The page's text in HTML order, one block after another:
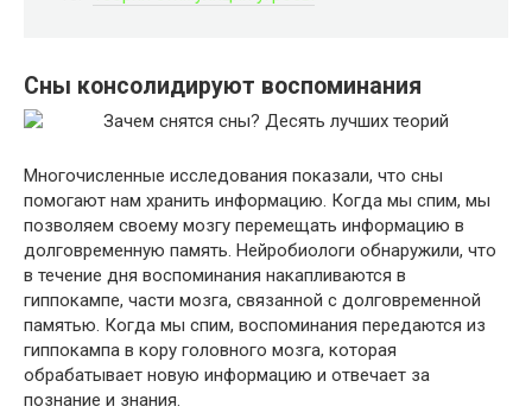
Сны консолидируют воспоминания
Многочисленные исследования показали, что сны
помогают нам хранить информацию. Когда мы спим, мы
позволяем своему мозгу перемещать информацию в
долговременную память. Нейробиологи обнаружили, что
в течение дня воспоминания накапливаются в
гиппокампе, части мозга, связанной с долговременной
памятью. Когда мы спим, воспоминания передаются из
гиппокампа в кору головного мозга, которая
обрабатывает новую информацию и отвечает за
познание и знания.